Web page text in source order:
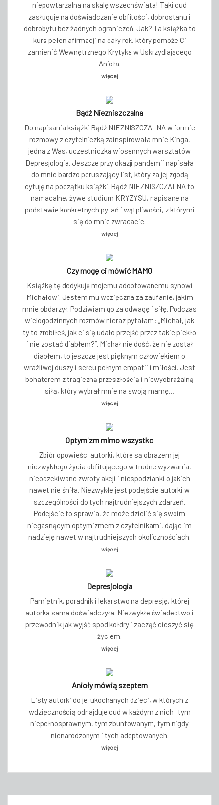
niepowtarzalna na skalę wszechświata! Taki cud
zasługuje na doświadczanie obfitości, dobrostanu i
dobrobytu bez żadnych ograniczeń. Jak? Ta książka to
kurs pełen afirmacji na cały rok, który pomoże Ci
zamienić Wewnętrznego Krytyka w Uskrzydlającego
Anioła.
więcej
Bądź Niezniszczalna
Do napisania książki Bądź NIEZNISZCZALNA w formie
rozmowy z czytelniczką zainspirowała mnie Kinga,
jedna z Was, uczestniczka wiosennych warsztatów
Depresjologia. Jeszcze przy okazji pandemii napisała
do mnie bardzo poruszający list, który za jej zgodą
cytuję na początku książki. Bądź NIEZNISZCZALNA to
namacalne, żywe studium KRYZYSU, napisane na
podstawie konkretnych pytań i wątpliwości, z którymi
się do mnie zwracacie.
więcej
Czy mogę ci mówić MAMO
Książkę tę dedykuję mojemu adoptowanemu synowi
Michałowi. Jestem mu wdzięczna za zaufanie, jakim
mnie obdarzył. Podziwiam go za odwagę i siłę. Podczas
wielogodzinnych rozmów nieraz pytałam: „Michał, jak
ty to zrobiłeś, jak ci się udało przejść przez takie piekło
i nie zostać diabłem?”. Michał nie dość, że nie został
diabłem, to jeszcze jest pięknym człowiekiem o
wrażliwej duszy i sercu pełnym empatii i miłości. Jest
bohaterem z tragiczną przeszłością i niewyobrażalną
siłą, który wybrał mnie na swoją mamę…
więcej
Optymizm mimo wszystko
Zbiór opowieści autorki, które są obrazem jej
niezwykłego życia obfitującego w trudne wyzwania,
nieoczekiwane zwroty akcji i niespodzianki o jakich
nawet nie śniła. Niezwykłe jest podejście autorki w
szczególności do tych najtrudniejszych zdarzeń.
Podejście to sprawia, że może dzielić się swoim
niegasnącym optymizmem z czytelnikami, dając im
nadzieję nawet w najtrudniejszych okolicznościach.
więcej
Depresjologia
Pamiętnik, poradnik i lekarstwo na depresję, której
autorka sama doświadczyła. Niezwykłe świadectwo i
przewodnik jak wyjść spod kołdry i zacząć cieszyć się
życiem.
więcej
Anioły mówią szeptem
Listy autorki do jej ukochanych dzieci, w których z
wdzięcznością odnajduje cud w każdym z nich: tym
niepełnosprawnym, tym zbuntowanym, tym nigdy
nienarodzonym i tych adoptowanych.
więcej